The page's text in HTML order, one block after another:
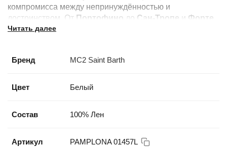
компромисса между непринуждённостью и
достоинством. От Портофино до Сан-Тропе и Форте
дей Марми: это бренд лучших летних курортов.
Читать далее
Бренд MC2 Saint Barth
Цвет Белый
Состав 100% Лен
Артикул PAMPLONA 01457L